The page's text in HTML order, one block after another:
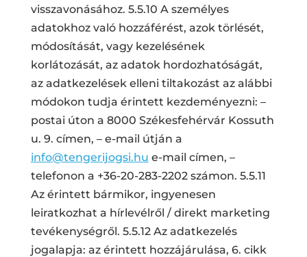
visszavonásához. 5.5.10 A személyes
adatokhoz való hozzáférést, azok törlését,
módosítását, vagy kezelésének
korlátozását, az adatok hordozhatóságát,
az adatkezelések elleni tiltakozást az alábbi
módokon tudja érintett kezdeményezni: –
postai úton a 8000 Székesfehérvár Kossuth
u. 9. címen, – e-mail útján a
info@tengerijogsi.hu e-mail címen, –
telefonon a +36-20-283-2202 számon. 5.5.11
Az érintett bármikor, ingyenesen
leiratkozhat a hírlevélről / direkt marketing
tevékenységről. 5.5.12 Az adatkezelés
jogalapja: az érintett hozzájárulása, 6. cikk